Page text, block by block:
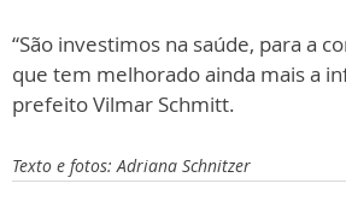
“São investimos na saúde, para a
que tem melhorado ainda mais a
prefeito Vilmar Schmitt.
Texto e fotos: Adriana Schnitzer